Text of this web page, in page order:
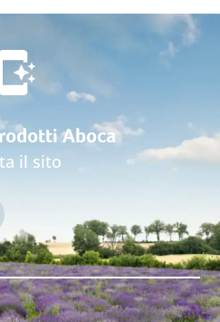
Aboca
il sito